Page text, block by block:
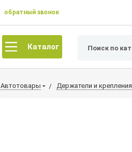
обратный звонок
Каталог
Автотовары Держатели и крепления